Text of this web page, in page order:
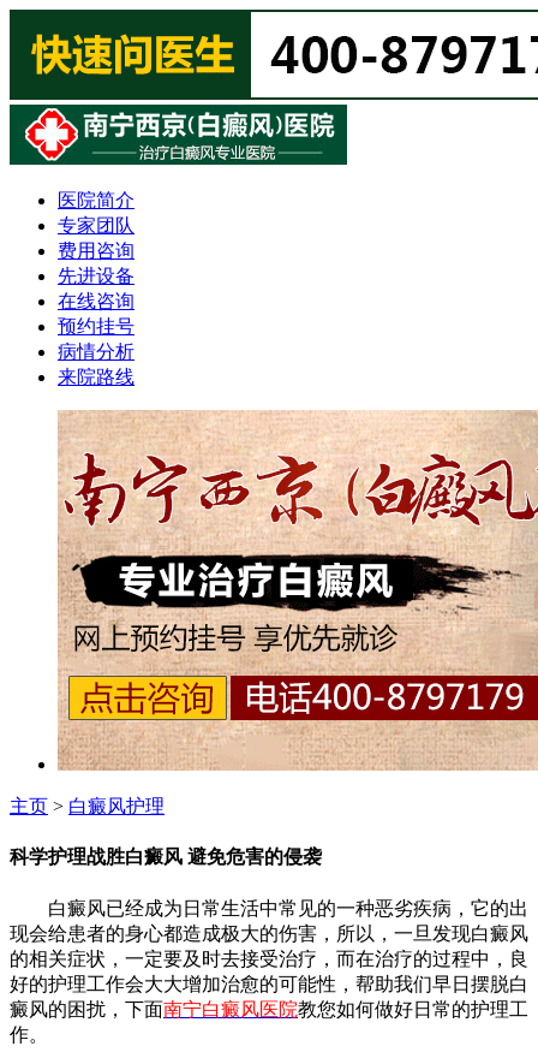
医院简介
专家团队
费用咨询
先进设备
在线咨询
预约挂号
病情分析
来院路线
主页 > 白癜风护理
科学护理战胜白癜风 避免危害的侵袭
白癜风已经成为日常生活中常见的一种恶劣疾病，它的出
现会给患者的身心都造成极大的伤害，所以，一旦发现白癜风
的相关症状，一定要及时去接受治疗，而在治疗的过程中，良
好的护理工作会大大增加治愈的可能性，帮助我们早日摆脱白
癜风的困扰，下面南宁白癜风医院教您如何做好日常的护理工
作。